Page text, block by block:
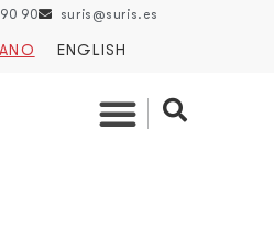
90 suris@suris.es
ENGLISH